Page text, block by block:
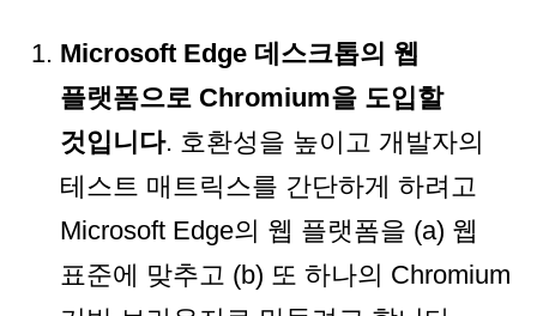
Microsoft Edge 데스크톱의 웹
플랫폼으로 Chromium을 도입할
것입니다. 호환성을 높이고 개발자의
테스트 매트릭스를 간단하게 하려고
Microsoft Edge의 웹 플랫폼을 (a) 웹
표준에 맞추고 (b) 또 하나의 Chromium